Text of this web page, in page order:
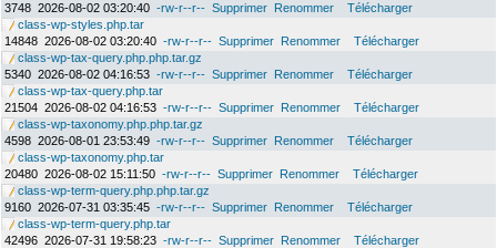
3748 2026-08-02 03:20:40 -rw-r--r-- Supprimer Renommer
Télécharger
class-wp-styles.php.tar
14848 2026-08-02 03:20:40 -rw-r--r-- Supprimer Renommer
Télécharger
class-wp-tax-query.php.php.tar.gz
5340 2026-08-02 04:16:53 -rw-r--r-- Supprimer Renommer
Télécharger
class-wp-tax-query.php.tar
21504 2026-08-02 04:16:53 -rw-r--r-- Supprimer Renommer
Télécharger
class-wp-taxonomy.php.php.tar.gz
4598 2026-08-01 23:53:49 -rw-r--r-- Supprimer Renommer
Télécharger
class-wp-taxonomy.php.tar
20480 2026-08-02 15:11:50 -rw-r--r-- Supprimer Renommer
Télécharger
class-wp-term-query.php.php.tar.gz
9160 2026-07-31 03:35:45 -rw-r--r-- Supprimer Renommer
Télécharger
class-wp-term-query.php.tar
42496 2026-07-31 19:58:23 -rw-r--r-- Supprimer Renommer
Télécharger